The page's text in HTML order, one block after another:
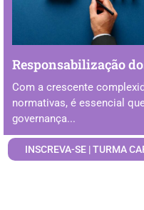
Responsabilização
Com a crescente
normativas, é essencial
governança...
INSCREVA-SE | TURMA